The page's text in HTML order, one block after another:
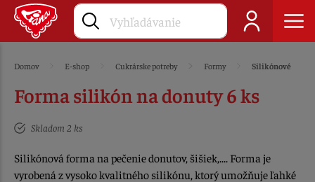
Domov E-shop Cukrárske potreby Formy Silikónové
Forma silikón na donuty 6 ks
Skladom 2 ks
Silikónová forma na pečenie donutov, šišiek,.... Forma je
vyrobená z vysoko kvalitného silikónu, ktorý umožňuje ľahké